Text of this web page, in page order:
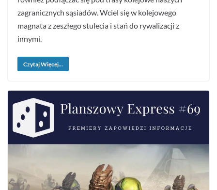
zagranicznych sąsiadów. Wciel się w kolejowego
magnata z zeszłego stulecia i stań do rywalizacji z
innymi.
Czytaj Więcej...